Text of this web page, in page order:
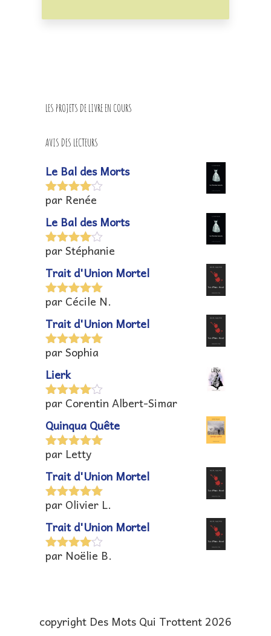
LES PROJETS DE LIVRE EN COURS
AVIS DES LECTEURS
Le Bal des Morts
Note4
par Renée
Le Bal des Morts
Note4
par Stéphanie
Trait d'Union Mortel
Note5sur
par Cécile N.
Trait d'Union Mortel
Note5sur
par Sophia
Lierk
Note4
par Corentin Albert-Simar
Quinqua Quête
Note5sur
par Letty
Trait d'Union Mortel
Note5sur
par Olivier L.
Trait d'Union Mortel
Note4
par Noëlie B.
copyright Des Mots Qui Trottent 2026